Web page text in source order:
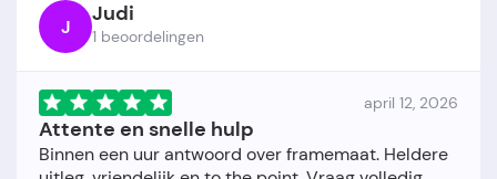
J Judi
1 beoordelingen
april 12, 2026
Attente en snelle hulp
Binnen een uur antwoord over framemaat. Heldere